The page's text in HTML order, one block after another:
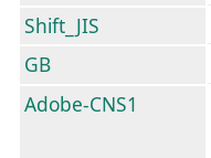
Shift_JIS
GB
Adobe-CNS1